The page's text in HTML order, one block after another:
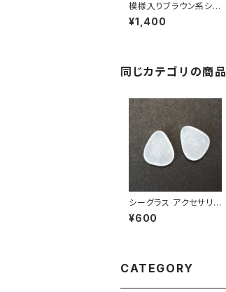
模様入りブラウン系シ
ーグラス アクセサリー
用素材 AS-8
¥1,400
同じカテゴリの商品
シーグラス アクセサリ
ー素材(ピアス用) ASP-
1
¥600
CATEGORY